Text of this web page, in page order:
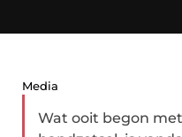
Media
Wat ooit begon